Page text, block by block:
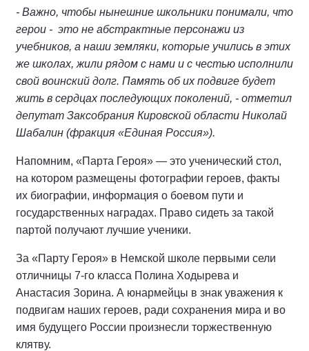
- Важно, чтобы нынешние школьники понимали, что
герои - это не абстрактные персонажи из
учебников, а наши земляки, которые учились в этих
же школах, жили рядом с нами и с честью исполнили
свой воинский долг. Память об их подвиге будет
жить в сердцах последующих поколений, - отметил
депутат Заксобрания Кировской области Николай
Шабалин (фракция «Единая Россия»).
Напомним, «Парта Героя» — это ученический стол,
на котором размещены фотографии героев, факты
их биографии, информация о боевом пути и
государственных наградах. Право сидеть за такой
партой получают лучшие ученики.
За «Парту Героя» в Немской школе первыми сели
отличницы 7-го класса Полина Ходырева и
Анастасия Зорина. А юнармейцы в знак уважения к
подвигам наших героев, ради сохранения мира и во
имя будущего России произнесли торжественную
клятву.